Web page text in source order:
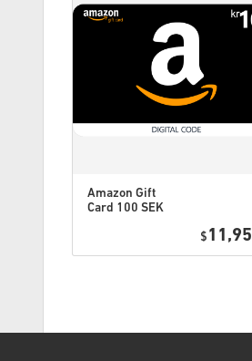
Amazon Gift
Card 100 SEK
$ 11,95